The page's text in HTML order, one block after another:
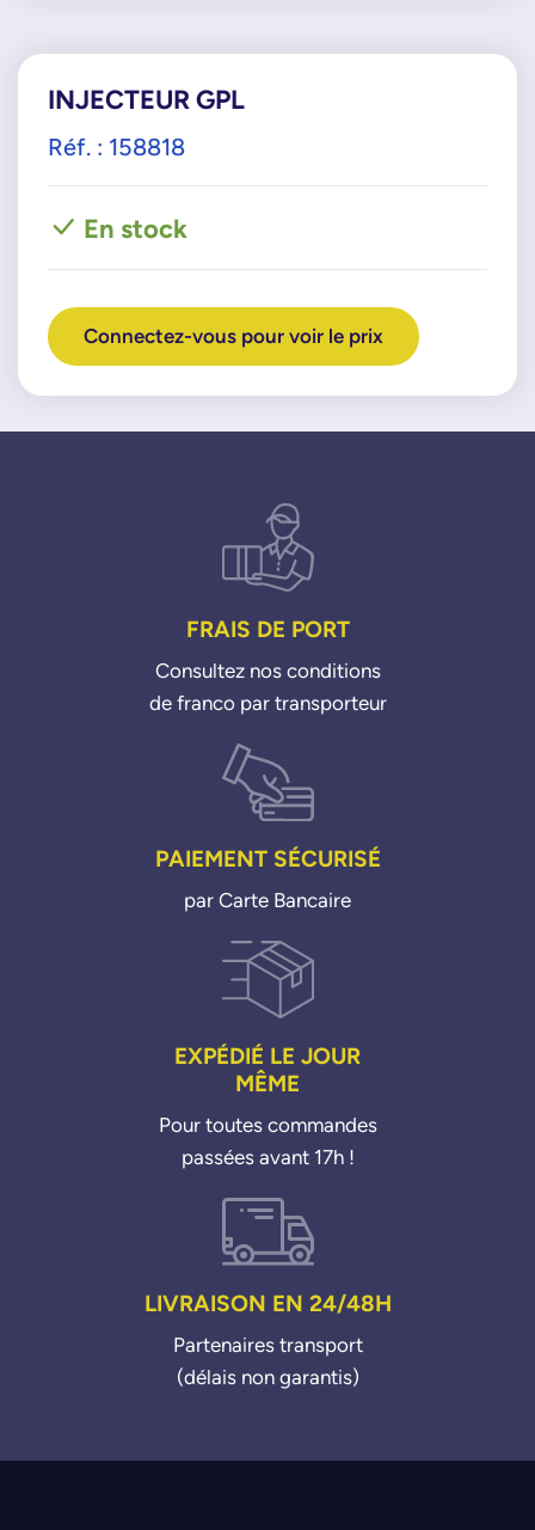
INJECTEUR GPL
Réf. : 158818
En stock
Connectez-vous pour voir le prix
FRAIS DE PORT
Consultez nos conditions
de franco par transporteur
PAIEMENT SÉCURISÉ
par Carte Bancaire
EXPÉDIÉ LE JOUR
MÊME
Pour toutes commandes
passées avant 17h !
LIVRAISON EN 24/48H
Partenaires transport
(délais non garantis)